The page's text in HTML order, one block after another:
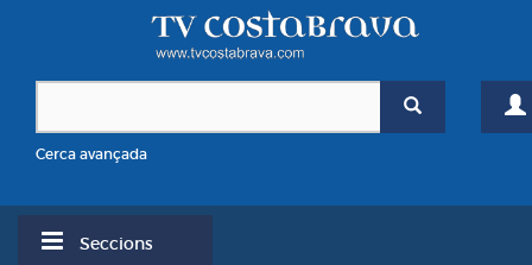
Cerca avançada
Seccions